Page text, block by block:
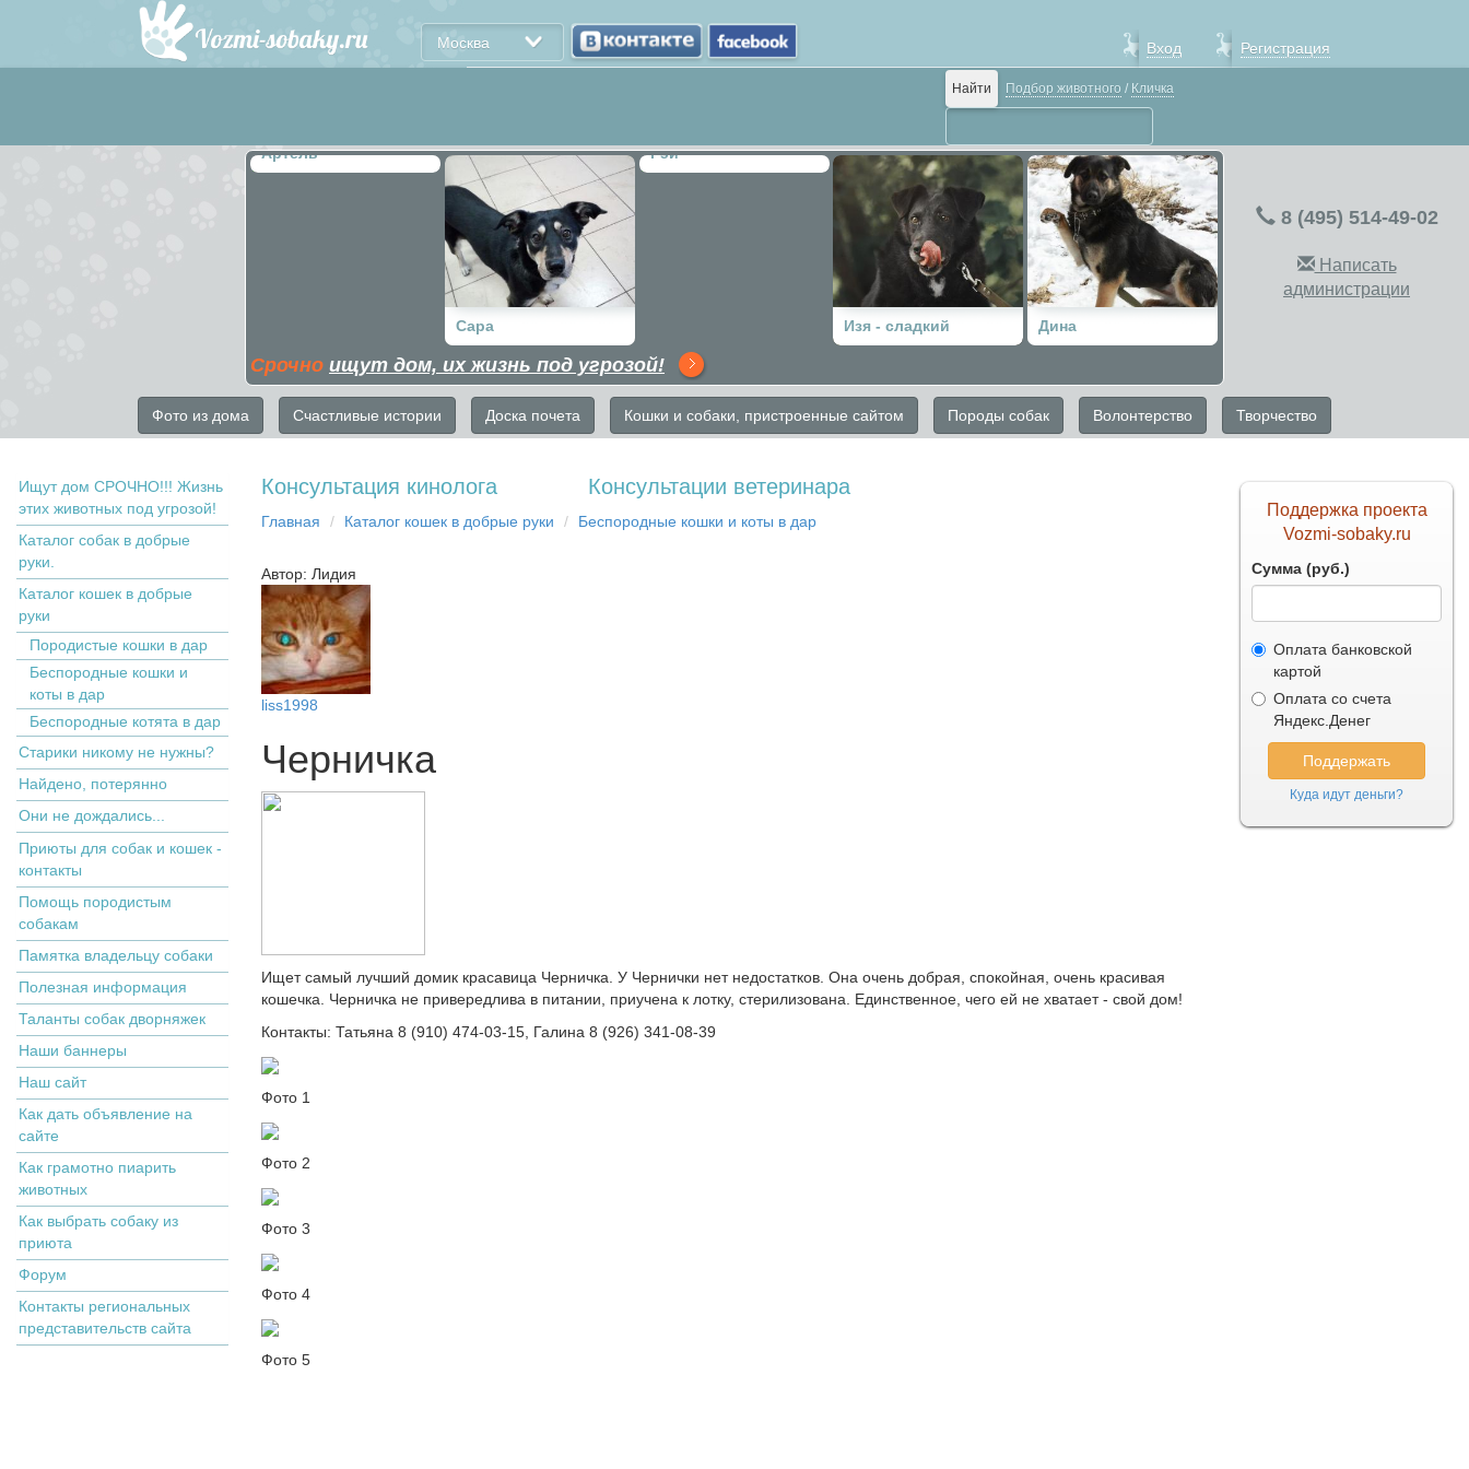
Москва Вход Регистрация
Найти Подбор животного / Кличка
Артель
Сара
Рэй
Изя - сладкий Дина
Срочно ищут дом, их жизнь под угрозой!
8 (495) 514-49-02
Написать
администрации
Фото из дома Счастливые истории Доска почета Кошки и собаки, пристроенные сайтом Породы собак Волонтерство Творчество
Ищут дом СРОЧНО!!! Жизнь
этих животных под угрозой!
Каталог собак в добрые
руки.
Кaтaлoг кoшек в дoбрыe
рyки
Пopoдистыe кoшки в дaр
Бecпopoдныe кoшки и
коты в дap
Беспородные котята в дар
Старики никому не нужны?
Найдено, потерянно
Они не дождались...
Приюты для собак и кошек -
контакты
Помощь породистым
собакам
Памятка владельцу собаки
Полезная информация
Таланты собак дворняжек
Наши баннеры
Наш сайт
Как дать объявление на
сайте
Как грамотно пиарить
животных
Как выбрать собаку из
приюта
Форум
Контакты региональных
представительств сайта
Консультация кинолога Консультации ветеринара
Главная Кaтaлoг кoшек в дoбрыe рyки Бecпopoдныe кoшки и коты в дap
Автор: Лидия
liss1998
Черничка
Ищет самый лучший домик красавица Черничка. У Чернички нет недостатков. Она очень добрая, спокойная, очень красивая
кошечка. Черничка не привередлива в питании, приучена к лотку, стерилизована. Единственное, чего ей не хватает - свой дом!
Контакты: Татьяна 8 (910) 474-03-15, Галина 8 (926) 341-08-39
Фото 1
Фото 2
Фото 3
Фото 4
Фото 5
Поддержка проекта
Vozmi-sobaky.ru
Сумма (руб.)
Оплата банковской
картой
Оплата со счета
Яндекс.Денег
Куда идут деньги?